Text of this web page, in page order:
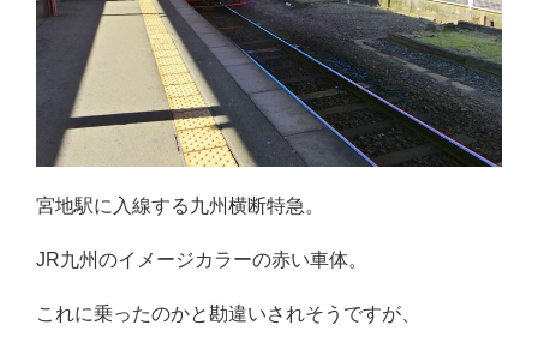
宮地駅に入線する九州横断特急。
JR九州のイメージカラーの赤い車体。
これに乗ったのかと勘違いされそうですが、